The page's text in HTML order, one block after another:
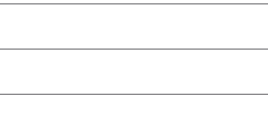
Tartu maakond